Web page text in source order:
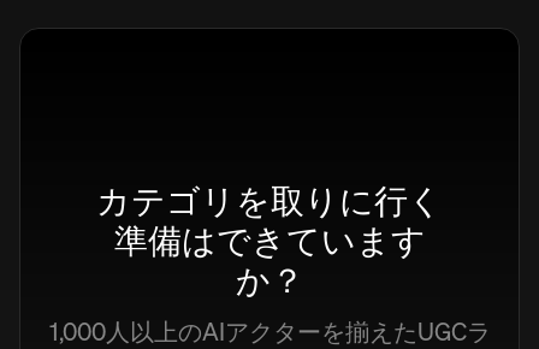
カテゴリを取りに行く
準備はできています
か？
1,000人以上のAIアクターを揃えたUGCラ